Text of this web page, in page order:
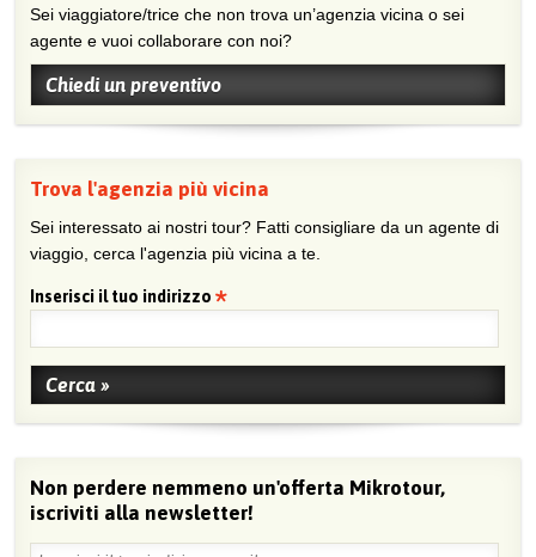
Sei viaggiatore/trice che non trova un’agenzia vicina o sei
agente e vuoi collaborare con noi?
Chiedi un preventivo
Trova l'agenzia più vicina
Sei interessato ai nostri tour? Fatti consigliare da un agente di
viaggio, cerca l'agenzia più vicina a te.
Inserisci il tuo indirizzo
Non perdere nemmeno un'offerta Mikrotour,
iscriviti alla newsletter!